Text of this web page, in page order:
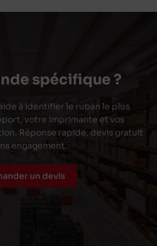
spécifique ?
à identifier le ruban le plus
votre imprimante et vos
Réponse rapide, devis gratuit
engagement.
un devis